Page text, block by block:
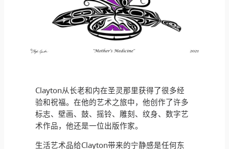
Clayton从长老和内在圣灵那里获得了很多经
验和祝福。在他的艺术之旅中，他创作了许多
标志、壁画、鼓、摇铃、雕刻、纹身、数字艺
术作品，他还是一位出版作家。
生活艺术品给Clayton带来的宁静感是任何东